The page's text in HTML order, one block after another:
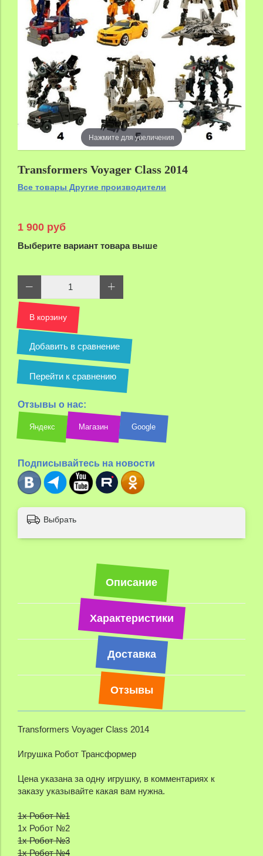
Нажмите для увеличения
Transformers Voyager Class 2014
Все товары Другие производители
1 900 руб
Выберите вариант товара выше
В корзину
Добавить в сравнение
Перейти к сравнению
Отзывы о нас:
Яндекс Магазин Google
Подписывайтесь на новости
Выбрать
Описание
Характеристики
Доставка
Отзывы
Transformers Voyager Class 2014
Игрушка Робот Трансформер
Цена указана за одну игрушку, в комментариях к
заказу указывайте какая вам нужна.
1х Робот №1
1х Робот №2
1х Робот №3
1х Робот №4